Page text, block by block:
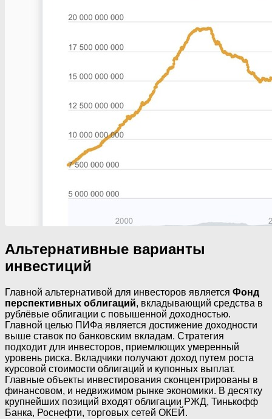
Альтернативные варианты
инвестиций
Главной альтернативой для инвесторов является Фонд
перспективных облигаций, вкладывающий средства в
рублёвые облигации с повышенной доходностью.
Главной целью ПИФа является достижение доходности
выше ставок по банковским вкладам. Стратегия
подходит для инвесторов, приемлющих умеренный
уровень риска. Вкладчики получают доход путем роста
курсовой стоимости облигаций и купонных выплат.
Главные объекты инвестирования сконцентрированы в
финансовом, и недвижимом рынке экономики. В десятку
крупнейших позиций входят облигации РЖД, Тинькофф
Банка, Роснефти, торговых сетей ОКЕЙ.